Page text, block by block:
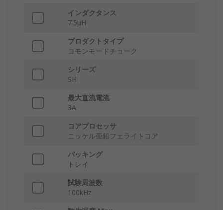
インダクタンス
7.5μH
プロダクトタイプ
コモンモードチョーク
シリーズ
SH
最大直流電流
3A
コアプロセッサ
ニッケル亜鉛フェライトコア
パッキング
トレイ
試験周波数
100kHz